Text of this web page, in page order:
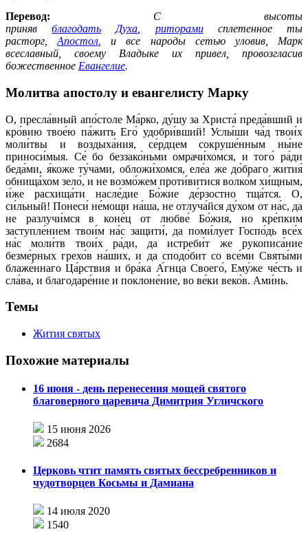
Перевод:
С высоты
приняв
благодать Духа риторами
сплетенное ты
расторг,
Апостол , и все народы сетью уловив, Марк
всеславный, своему Владыке их привел, провозгласив
божественное Евангелие.
Молитва апостолу и евангелисту Марку
О, пресла́вный апо́столе Ма́рко, ду́шу за Христа́ преда́вший и
кро́вию твое́ю па́жить Его́ удобри́вший! Услы́ши ча́д твои́х
моли́твы и воздыха́ния, се́рдцем сокруше́нным ны́не
приноси́мыя. Се́ бо беззако́ньми омрачи́хомся, и того́ ра́ди
беда́ми, я́коже ту́чами, обложи́хомся, еле́а же до́браго жития́
обнища́хом зело́, и не возмо́жем проти́витися волко́м хи́щным,
и́же расхища́ти насле́дие Бо́жие де́рзостно тща́тся. О,
си́льный! Понеси́ не́мощи на́ша, не отлуча́йся ду́хом от на́с, да
не разлучи́мся в коне́ц от любве́ Бо́жия, но кре́пким
заступле́нием твои́м на́с защити́, да поми́лует Госпо́дь все́х
на́с моли́тв твои́х ра́ди, да истреби́т же рукописа́ние
безме́рных грехо́в на́ших, и да сподо́бит со все́ми Святы́ми
блаже́ннаго Ца́рствия и бра́ка А́гнца Своего́, Ему́же че́сть и
сла́ва, и благодаре́ние и поклоне́ние, во ве́ки веко́в. Ами́нь.
Темы
Жития святых
Похожие материалы
16 июня - день перенесения мощей святого
благоверного царевича Димитрия Угличского
15 июня 2026
2684
Церковь чтит память святых бессребренников и
чудотворцев Косьмы и Дамиана
14 июля 2020
1540